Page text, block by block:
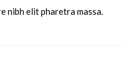
nibh elit pharetra massa.